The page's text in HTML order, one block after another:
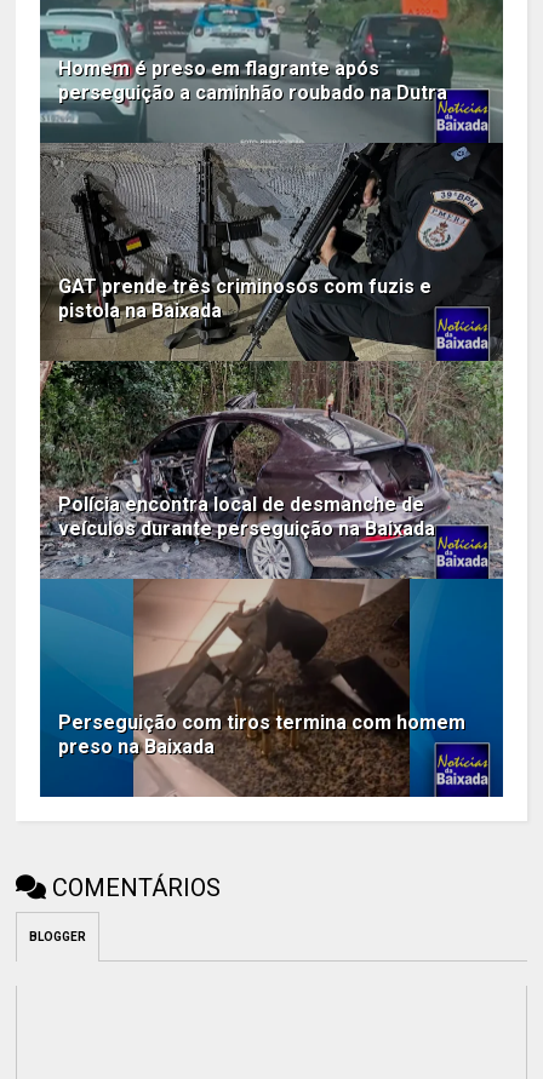
Homem é preso em flagrante após
perseguição a caminhão roubado na Dutra
GAT prende três criminosos com fuzis e
pistola na Baixada
Polícia encontra local de desmanche de
veículos durante perseguição na Baixada
Perseguição com tiros termina com homem
preso na Baixada
COMENTÁRIOS
BLOGGER